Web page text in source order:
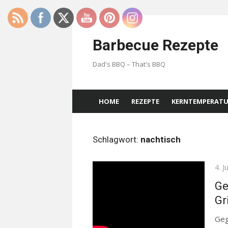
Skip
Barbecue Rezepte
Dad's BBQ – That's BBQ
HOME REZEPTE
Schlagwort: nachtisch
4.